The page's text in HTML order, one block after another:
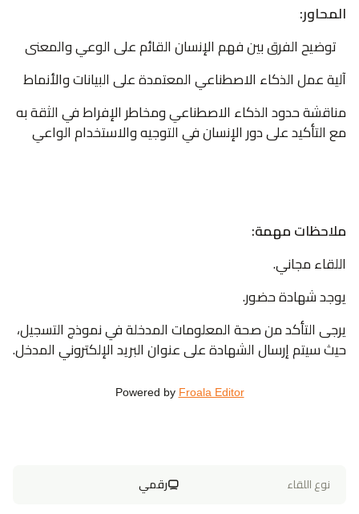
المحاور:
توضيح الفرق بين فهم الإنسان القائم على الوعي والمعنى
آلية عمل الذكاء الاصطناعي المعتمدة على البيانات والأنماط
مناقشة حدود الذكاء الاصطناعي ومخاطر الإفراط في الثقة به
مع التأكيد على دور الإنسان في التوجيه والاستخدام الواعي
ملاحظات مهمة:
اللقاء مجاني.
يوجد شهادة حضور.
يرجى التأكد من صحة المعلومات المدخلة في نموذج التسجيل،
حيث سيتم إرسال الشهادة على عنوان البريد الإلكتروني المدخل.
Powered by Froala Editor
نوع اللقاء
رقمي